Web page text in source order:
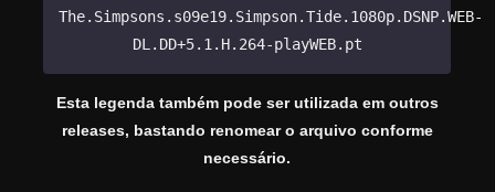
The.Simpsons.s09e19.Simpson.Tide.1080p.DSNP.WEB-
DL.DD+5.1.H.264-playWEB.pt
Esta legenda também pode ser utilizada em outros
releases, bastando renomear o arquivo conforme
necessário.